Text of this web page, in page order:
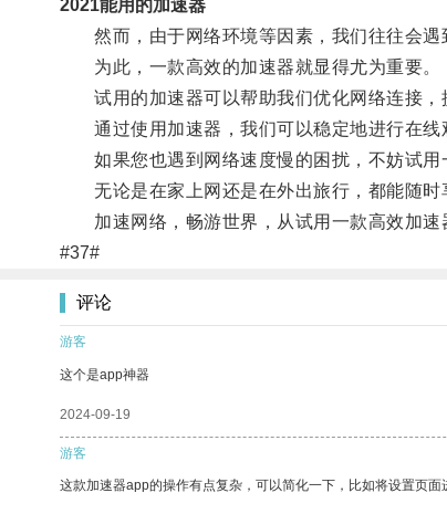
2021能用的加速器
然而，由于网络环境等因素，我们往往会遇
为此，一款高效的加速器就显得尤为重要。
试用的加速器可以帮助我们优化网络连接，
通过使用加速器，我们可以稳定地进行在线
如果您也遇到网络速度慢的困扰，不妨试用
无论是在家上网还是在外出旅行，都能随时
加速网络，畅游世界，从试用一款高效加速
#37#
评论
游客
这个是app神器
2024-09-19
游客
这款加速器app的操作有点复杂，可以简化一下，比如将设置页面